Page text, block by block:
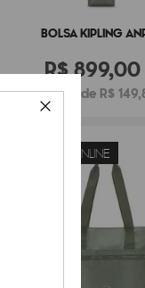
BOLSA KIPLING
R$899,00
ou 6x de R$
EXCLUSIVO ONLINE